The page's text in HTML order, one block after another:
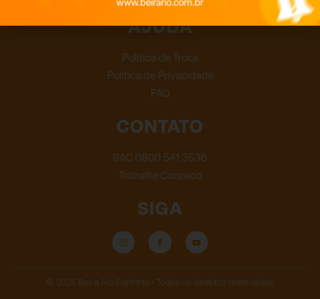
AJUDA
Política de Troca
Política de Privacidade
FAQ
CONTATO
SAC 0800 541 3536
Trabalhe Conosco
SIGA
© 2026 Beira Rio Conforto • Todos os diretitos reservados